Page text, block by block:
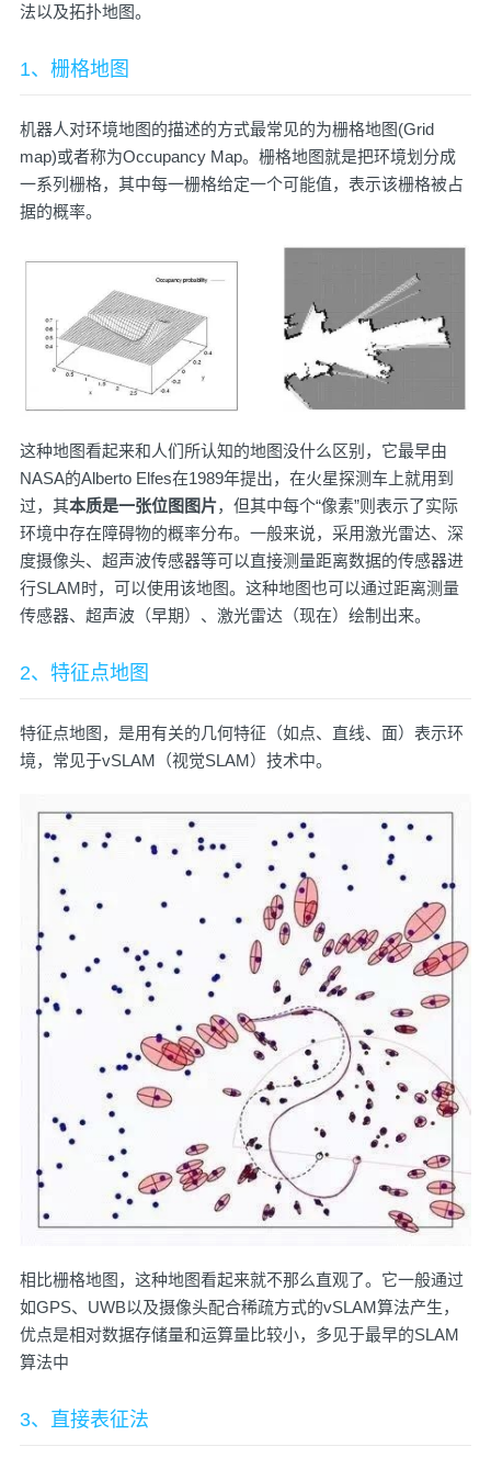
法以及拓扑地图。
1、栅格地图
机器人对环境地图的描述的方式最常见的为栅格地图(Grid
map)或者称为Occupancy Map。栅格地图就是把环境划分成
一系列栅格，其中每一栅格给定一个可能值，表示该栅格被占
据的概率。
这种地图看起来和人们所认知的地图没什么区别，它最早由
NASA的Alberto Elfes在1989年提出，在火星探测车上就用到
过，其本质是一张位图图片，但其中每个“像素”则表示了实际
环境中存在障碍物的概率分布。一般来说，采用激光雷达、深
度摄像头、超声波传感器等可以直接测量距离数据的传感器进
行SLAM时，可以使用该地图。这种地图也可以通过距离测量
传感器、超声波（早期）、激光雷达（现在）绘制出来。
2、特征点地图
特征点地图，是用有关的几何特征（如点、直线、面）表示环
境，常见于vSLAM（视觉SLAM）技术中。
相比栅格地图，这种地图看起来就不那么直观了。它一般通过
如GPS、UWB以及摄像头配合稀疏方式的vSLAM算法产生，
优点是相对数据存储量和运算量比较小，多见于最早的SLAM
算法中
3、直接表征法